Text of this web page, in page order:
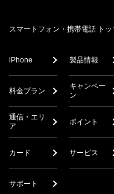
スマートフォン・携帯電話 トッ
iPhone 製品情報
料金プラン
キャンペー
ン
通信・エリ
ア
ポイント
カード サービス
サポート